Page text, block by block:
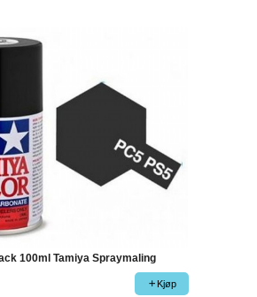
100ml Tamiya Spraymaling
Kjøp